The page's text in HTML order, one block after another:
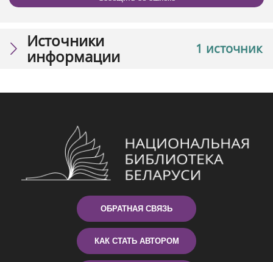
1 источник
Источники
информации
ОБРАТНАЯ СВЯЗЬ
КАК СТАТЬ АВТОРОМ